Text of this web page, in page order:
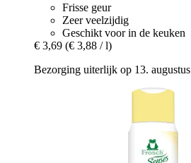
Frisse geur
Zeer veelzijdig
Geschikt voor in de keuken
€ 3,69 (€ 3,88 / l)
Bezorging uiterlijk op 13. augustus